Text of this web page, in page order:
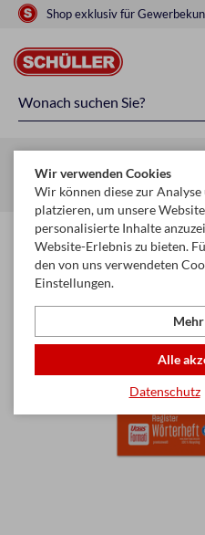
Shop exklusiv für
Startseite Schule & Büro
Wir verwenden Cookies
Wir können diese zur
platzieren, um unsere
personalisierte Inhalte
Website-Erlebnis zu bieten.
den von uns verwendeten
Einstellungen.
Alle
Datenschutz